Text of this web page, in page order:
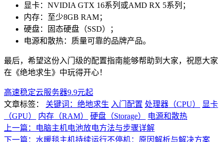
显卡：NVIDIA GTX 16系列或AMD RX 5系列；
内存：至少8GB RAM；
硬盘：固态硬盘（SSD）；
电源和散热：质量可靠的品牌产品。
最后，希望这份入门级的配置指南能够帮助到大家，祝愿大家
在《绝地求生》中玩得开心！
高速稳定云服务器9.9元起
文章标签：
关键词：绝地求生 入门配置 处理器（CPU）
显卡
（GPU）
内存（RAM） 硬盘（Storage）
电源和散热
上一篇：电脑主机电池放电方法与步骤详解
下一篇：水暖毯主机持续运行不停机：原因解析与解决方案